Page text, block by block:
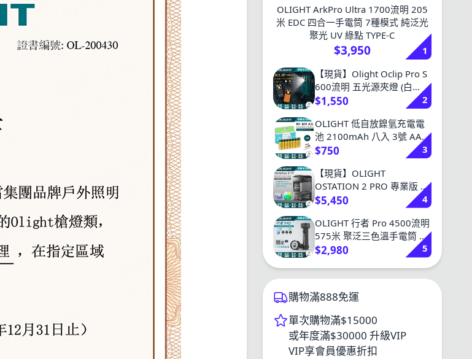
OLIGHT ArkPro Ultra 1700流明 205
米 EDC 四合一手電筒 7種模式 純泛光
聚光 UV 綠點 TYPE-C
$3,950
1
【現貨】Olight Oclip Pro S
600流明 五光源夾燈 (白
光/UV/RGB) 多功能夾子燈
$1,550
2
OLIGHT 低自放鎳氫充電電
池 2100mAh 八入 3號 AA充
電電池 電壓1.2V 300次以上
$750
3
【現貨】OLIGHT
OSTATION 2 PRO 專業版 智
慧電池能源站 三合一 充電/
檢測/管理 1.5V AA鋰電池 鎳
氫 AA /AAA
$5,450
4
OLIGHT 行者 Pro 4500流明
575米 聚泛三色溫手電筒 冷
白/中白/暖白 TYPE-C
$2,980 5
購物滿888免運
單次購物滿$15000
或年度滿$30000 升級VIP
VIP享會員優惠折扣